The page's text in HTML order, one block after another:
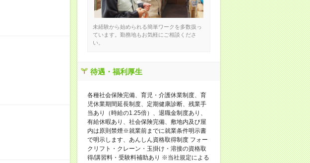
未経験から始められる簡単ワークを多数扱っ
ています。勤務地もお気軽にご相談くださ
い。
待遇・福利厚生
各種社会保険完備、育児・介護休業制度、育
児休業期間延長制度、定期健康診断、残業手
当あり（時給の1.25倍）、退職金制度あり、
有給休暇あり、社会保険完備、敷地内及び屋
内は原則禁煙※就業前までに就業条件明示書
で明示します、あんしん資格取得制度 フォー
クリフト・クレーン・玉掛け・溶接の資格取
得/講習料・受験料補助あり ※当社規定による